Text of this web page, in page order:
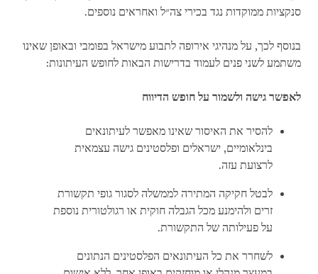
סנקציות ממוקדות נגד בכירי צה״ל ואחראים נוספים.
בנוסף לכך, על מנהיגי אירופה לתבוע מישראל בפומבי ובאופן שאינו
משתמע לשני פנים לעמוד בדרישות הבאות לחופש העיתונות:
לאפשר גישה ולשמור על חופש הדיווח
להסיר את האיסור שאינו מאפשר לעיתונאים
בינלאומיים, ישראלים ופלסטינים גישה עצמאית
לרצועת עזה.
לבטל חקיקה המתירה לממשלה לסגור גופי תקשורת
זרים ולהימנע מכל הגבלה חוקית או רגולטורית נוספת
על פעילותה של התקשורת.
לשחרר את כל העיתונאים הפלסטינים הנתונים